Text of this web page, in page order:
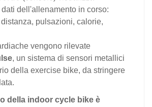
dell'allenamento in corso:
pulsazioni, calorie,
vengono rilevate
, un sistema di sensori metallici
della exercise bike, da stringere
della indoor cycle bike è